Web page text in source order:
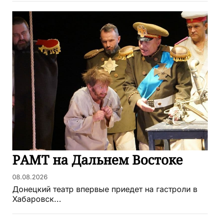
РАМТ на Дальнем Востоке
08.08.2026
Донецкий театр впервые приедет на гастроли в
Хабаровск...